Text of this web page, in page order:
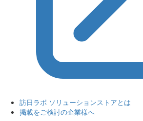
訪日ラボ ソリューションストアとは
掲載をご検討の企業様へ